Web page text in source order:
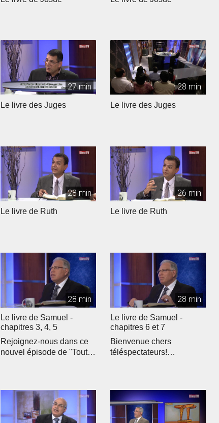
27 min
Le livre des Juges
28 min
Le livre des Juges
28 min
Le livre de Ruth
26 min
Le livre de Ruth
28 min
Le livre de Samuel -
chapitres 3, 4, 5
Rejoignez-nous dans ce
nouvel épisode de "Toute
28 min
Le livre de Samuel -
chapitres 6 et 7
Bienvenue chers
téléspectateurs!